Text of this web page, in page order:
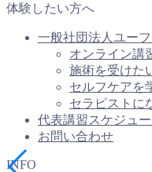
体験したい方へ
一般社団法人ユー
オンライン講
施術を受けた
セルフケアを
セラピストに
代表講習スケジュ
お問い合わせ
INFO